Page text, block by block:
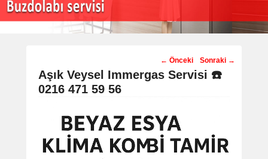
Post
navigation
← Önceki Sonraki →
Aşık Veysel Immergas Servisi ☎️
0216 471 59 56